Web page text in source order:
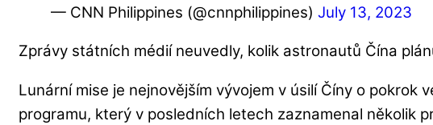
— CNN Philippines (@cnnphilippines) July 13, 2023
Zprávy státních médií neuvedly, kolik astronautů Čína
Lunární mise je nejnovějším vývojem v úsilí Číny o pokrok
programu, který v posledních letech zaznamenal několik